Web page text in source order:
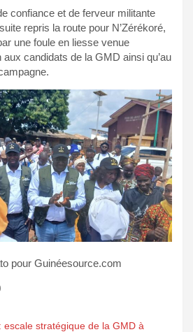
confiance et de ferveur militante
repris la route pour N’Zérékoré,
une foule en liesse venue
candidats de la GMD ainsi qu’au
pour Guinéesource.com
stratégique de la GMD à